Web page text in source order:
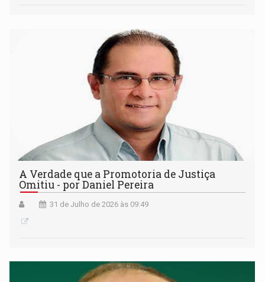
A Verdade que a Promotoria de Justiça
Omitiu - por Daniel Pereira
31 de Julho de 2026 às 09:49